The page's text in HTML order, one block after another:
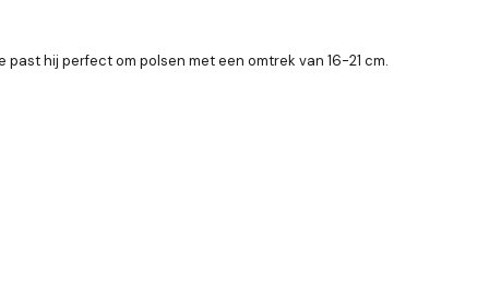
hij perfect om polsen met een omtrek van 16-21 cm.